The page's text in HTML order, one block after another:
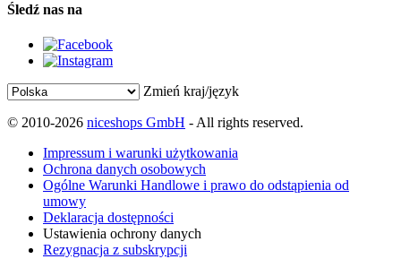
Śledź nas na
Zmień kraj/język
© 2010-2026 niceshops GmbH - All rights reserved.
Impressum i warunki użytkowania
Ochrona danych osobowych
Ogólne Warunki Handlowe i prawo do odstąpienia od
umowy
Deklaracja dostępności
Ustawienia ochrony danych
Rezygnacja z subskrypcji